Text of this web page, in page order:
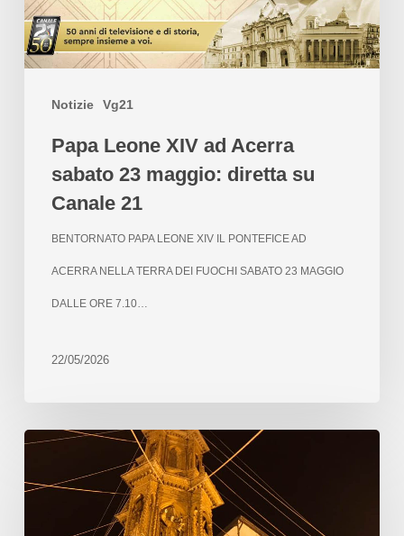
Notizie Vg21
Papa Leone XIV ad Acerra
sabato 23 maggio: diretta su
Canale 21
BENTORNATO PAPA LEONE XIV IL PONTEFICE AD
ACERRA NELLA TERRA DEI FUOCHI SABATO 23 MAGGIO
DALLE ORE 7.10…
22/05/2026